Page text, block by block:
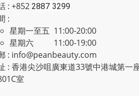
: +852 2887 3299
:
星期一至五 11:00-20:00
星期六 11:00-19:00
: info@peanbeauty.com
: 香港尖沙咀廣東道33號中港城第一
室